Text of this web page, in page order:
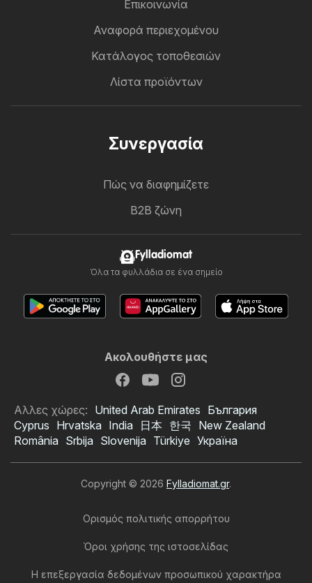
Επικοινωνία
Αναφορά περιεχομένου
Κατάλογος τοποθεσιών
Λίστα προϊόντων
Συνεργασία
Πώς να διαφημίζετε
B2B ζώνη
Fylladiomat
Όλα τα φυλλάδια σε ένα σημείο
Ακολουθήστε μας
Αλλες χώρες: United Arab Emirates България
Cyprus Hrvatska India 日本 한국 New Zealand
România Srbija Slovenija Türkiye Україна
Copyright © 2026 Fylladiomat.gr.
Ορισμός πολιτικής απορρήτου
Όροι χρήσης της ιστοσελίδας
Η επεξεργασία δεδομένων προσωπικού χαρακτήρα